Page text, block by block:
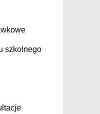
szkolnego